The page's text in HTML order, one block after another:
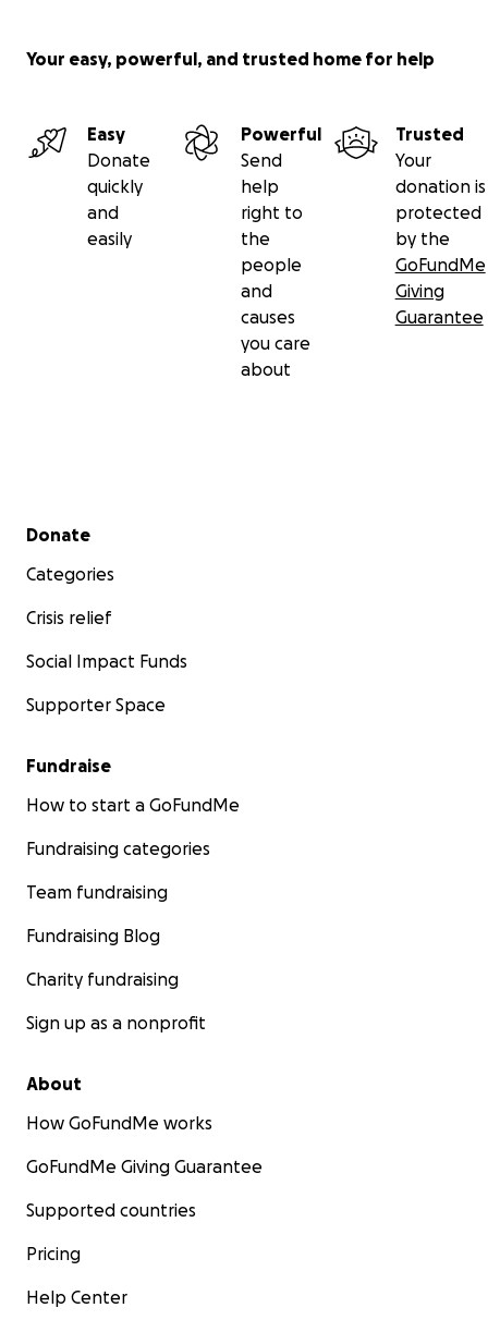
Your easy, powerful, and trusted home for help
Easy
Donate
quickly
and
easily
Powerful
Send
help
right to
the
people
and
causes
you care
about
Trusted
Your
donation is
protected
by the
GoFundMe
Giving
Guarantee
Secondary menu
Donate
Categories
Crisis relief
Social Impact Funds
Supporter Space
Fundraise
How to start a GoFundMe
Fundraising categories
Team fundraising
Fundraising Blog
Charity fundraising
Sign up as a nonprofit
About
How GoFundMe works
GoFundMe Giving Guarantee
Supported countries
Pricing
Help Center